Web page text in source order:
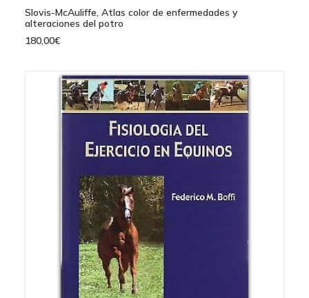
AÑADIR AL CARRITO
Slovis-McAuliffe, Atlas color de enfermedades y
alteraciones del potro
180,00€